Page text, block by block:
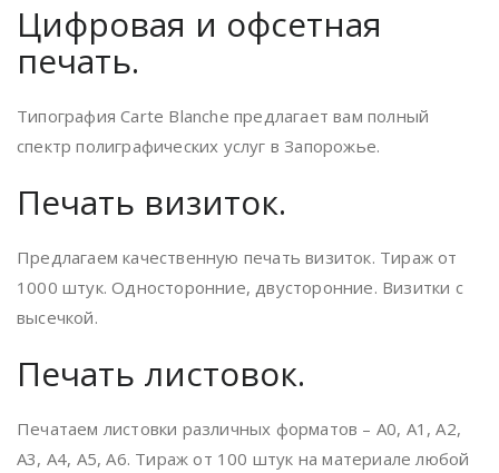
Цифровая и офсетная
печать.
Типография Carte Blanche предлагает вам полный
спектр полиграфических услуг в Запорожье.
Печать визиток.
Предлагаем качественную печать визиток. Тираж от
1000 штук. Односторонние, двусторонние. Визитки с
высечкой.
Печать листовок.
Печатаем листовки различных форматов – А0, А1, А2,
А3, А4, А5, А6. Тираж от 100 штук на материале любой